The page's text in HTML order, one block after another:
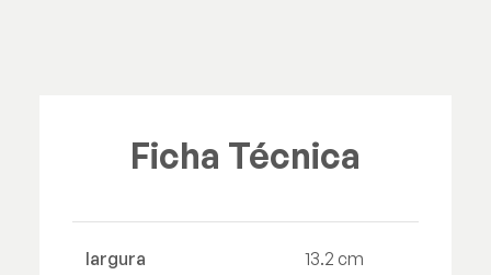
Ficha Técnica
largura 13.2 cm